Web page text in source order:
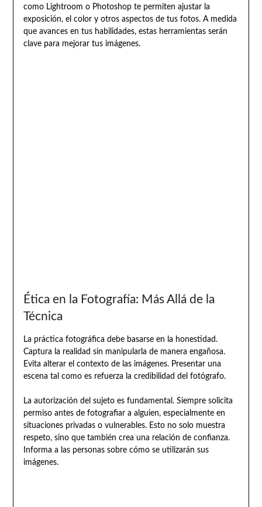
como Lightroom o Photoshop te permiten ajustar la
exposición, el color y otros aspectos de tus fotos. A medida
que avances en tus habilidades, estas herramientas serán
clave para mejorar tus imágenes.
Ética en la Fotografía: Más Allá de la
Técnica
La práctica fotográfica debe basarse en la honestidad.
Captura la realidad sin manipularla de manera engañosa.
Evita alterar el contexto de las imágenes. Presentar una
escena tal como es refuerza la credibilidad del fotógrafo.
La autorización del sujeto es fundamental. Siempre solicita
permiso antes de fotografiar a alguien, especialmente en
situaciones privadas o vulnerables. Esto no solo muestra
respeto, sino que también crea una relación de confianza.
Informa a las personas sobre cómo se utilizarán sus
imágenes.